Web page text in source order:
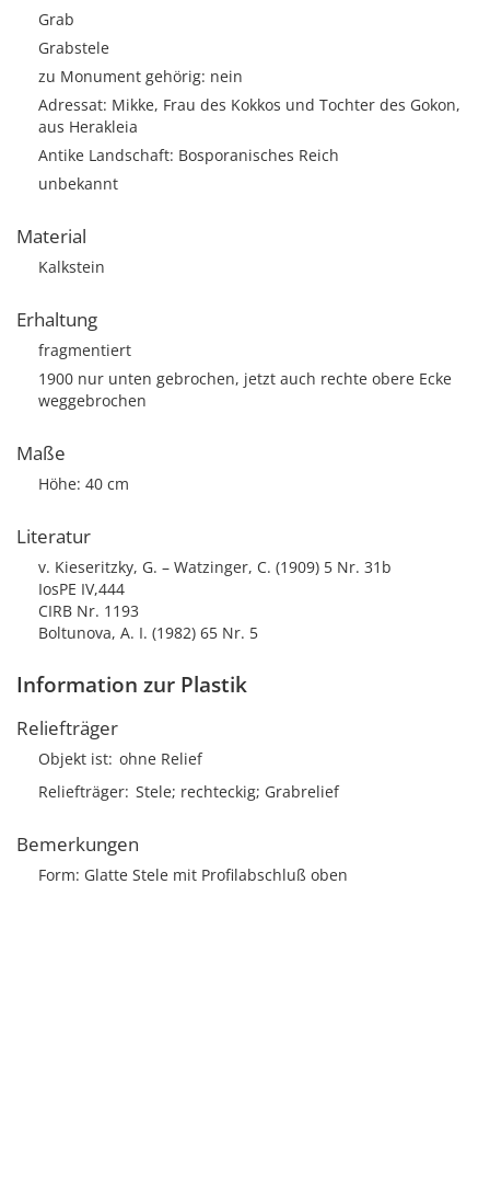
Grab
Grabstele
zu Monument gehörig: nein
Adressat: Mikke, Frau des Kokkos und Tochter des Gokon,
aus Herakleia
Antike Landschaft: Bosporanisches Reich
unbekannt
Material
Kalkstein
Erhaltung
fragmentiert
1900 nur unten gebrochen, jetzt auch rechte obere Ecke
weggebrochen
Maße
Höhe: 40 cm
Literatur
v. Kieseritzky, G. – Watzinger, C. (1909) 5 Nr. 31b
IosPE IV,444
CIRB Nr. 1193
Boltunova, A. I. (1982) 65 Nr. 5
Information zur Plastik
Reliefträger
Objekt ist ohne Relief
Reliefträger Stele; rechteckig; Grabrelief
Bemerkungen
Form: Glatte Stele mit Profilabschluß oben